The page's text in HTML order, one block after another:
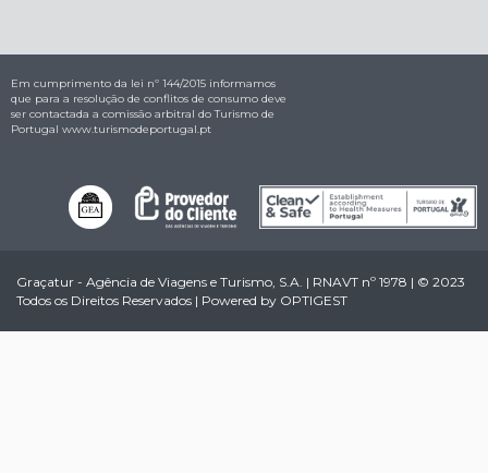
Em cumprimento da lei nº 144/2015 informamos
que para a resolução de conflitos de consumo deve
ser contactada a comissão arbitral do Turismo de
Portugal www.turismodeportugal.pt
Graçatur - Agência de Viagens e Turismo, S.A. | RNAVT nº 1978 | © 2023
Todos os Direitos Reservados | Powered by OPTIGEST